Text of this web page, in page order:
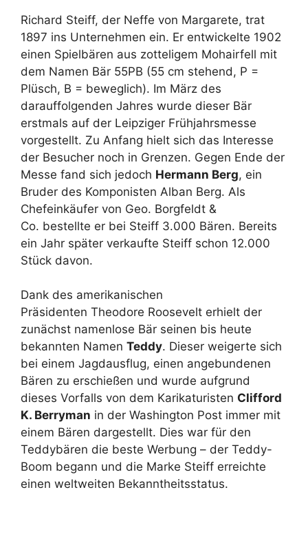
Richard Steiff, der Neffe von Margarete, trat
1897 ins Unternehmen ein. Er entwickelte 1902
einen Spielbären aus zotteligem Mohairfell mit
dem Namen Bär 55PB (55 cm stehend, P =
Plüsch, B = beweglich). Im März des
darauffolgenden Jahres wurde dieser Bär
erstmals auf der Leipziger Frühjahrsmesse
vorgestellt. Zu Anfang hielt sich das Interesse
der Besucher noch in Grenzen. Gegen Ende der
Messe fand sich jedoch Hermann Berg, ein
Bruder des Komponisten Alban Berg. Als
Chefeinkäufer von Geo. Borgfeldt &
Co. bestellte er bei Steiff 3.000 Bären. Bereits
ein Jahr später verkaufte Steiff schon 12.000
Stück davon.
Dank des amerikanischen
Präsidenten Theodore Roosevelt erhielt der
zunächst namenlose Bär seinen bis heute
bekannten Namen Teddy. Dieser weigerte sich
bei einem Jagdausflug, einen angebundenen
Bären zu erschießen und wurde aufgrund
dieses Vorfalls von dem Karikaturisten Clifford
K. Berryman in der Washington Post immer mit
einem Bären dargestellt. Dies war für den
Teddybären die beste Werbung – der Teddy-
Boom begann und die Marke Steiff erreichte
einen weltweiten Bekanntheitsstatus.